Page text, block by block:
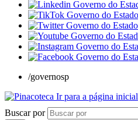
/governosp
Ir para a página inicial
Buscar por